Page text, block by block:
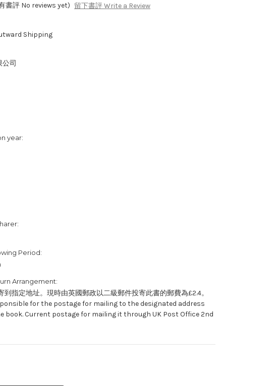
書評 No reviews yet) 留下書評 Write a Review
Shipping
司
year:
Period:
Arrangement:
到指定地址。現時由英國郵政以二級郵件投寄此書的郵費為£2.4。
for the postage for mailing to the designated address
book. Current postage for mailing it through UK Post Office 2nd